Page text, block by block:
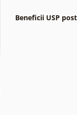
Beneficii USP